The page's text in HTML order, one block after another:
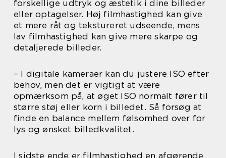
forskellige udtryk og æstetik i dine billeder
eller optagelser. Høj filmhastighed kan give
et mere råt og tekstureret udseende, mens
lav filmhastighed kan give mere skarpe og
detaljerede billeder.
– I digitale kameraer kan du justere ISO efter
behov, men det er vigtigt at være
opmærksom på, at øget ISO normalt fører til
større støj eller korn i billedet. Så forsøg at
finde en balance mellem følsomhed over for
lys og ønsket billedkvalitet.
I sidste ende er filmhastighed en afgørende